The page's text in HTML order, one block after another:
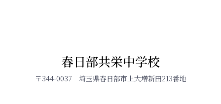
春日部共栄中学校
〒344-0037 埼玉県春日部市上大増新田213番地